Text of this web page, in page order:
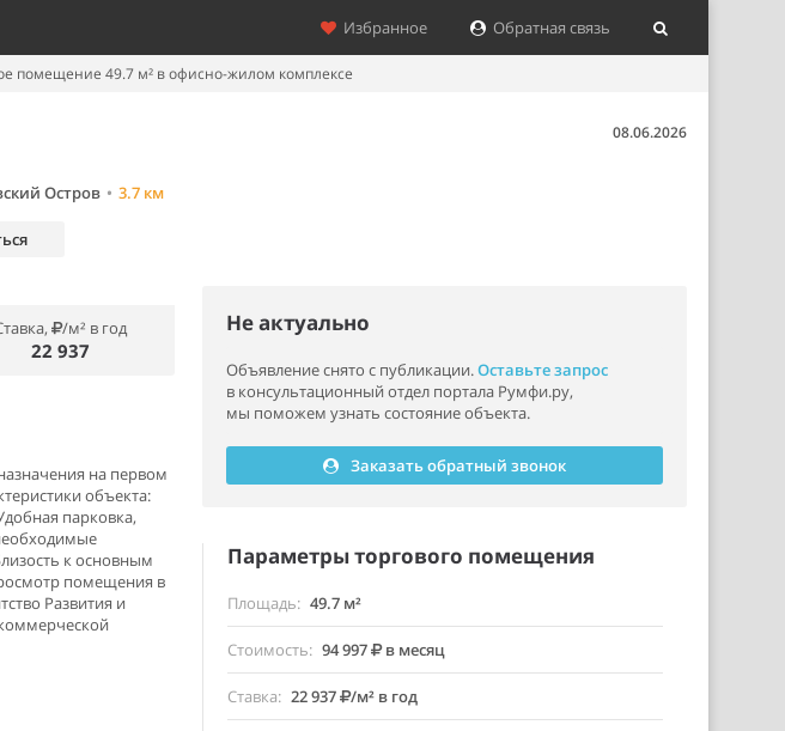
Избранное Обратная связь
помещение 49.7 м² в офисно-жилом комплексе
08.06.2026
Остров • 3.7 км
/м² в год
22 937
на первом
объекта:
парковка,
к основным
помещения в
Развития и
Не актуально
Объявление снято с публикации.Оставьте запрос
в консультационный отдел портала Румфи.ру,
мы поможем узнать состояние объекта.
Заказать обратный звонок
Параметры торгового помещения
Площадь 49.7 м²
Стоимость 94 997 в месяц
Ставка 22 937 /м² в год